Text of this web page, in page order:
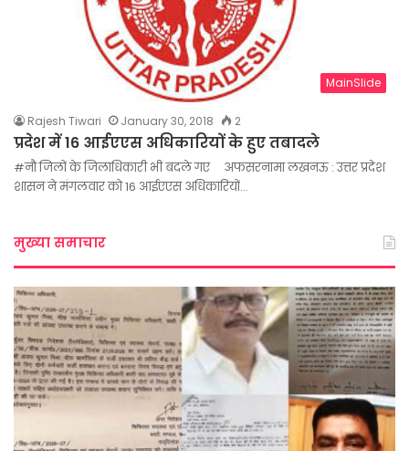
MainSlide
Rajesh Tiwari January 30, 2018 2
प्रदेश में 16 आईएएस अधिकारियों के हुए तबादले
#नौ जिलों के जिलाधिकारी भी बदले गए अफसरनामा लखनऊ : उत्तर प्रदेश
शासन ने मंगलवार को 16 आईएएस अधिकारियों…
मुख्या समाचार